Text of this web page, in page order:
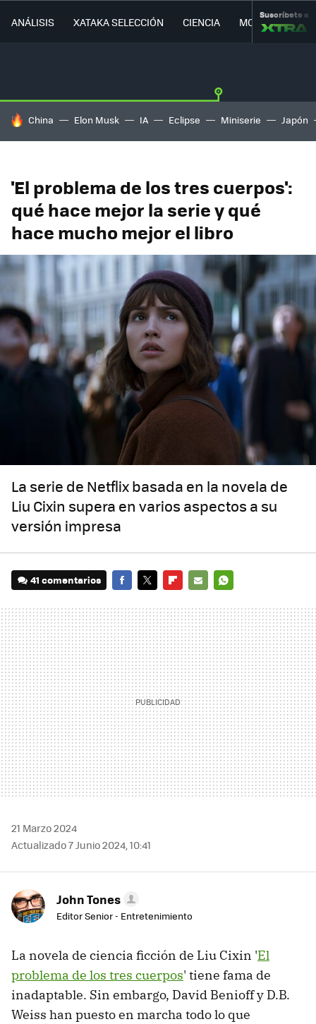
ANÁLISIS XATAKA SELECCIÓN CIENCIA MOVILIDAD
Suscríbete a
HOY SE HABLA DE
China Elon Musk IA Eclipse Miniserie Japón
'El problema de los tres cuerpos':
qué hace mejor la serie y qué
hace mucho mejor el libro
La serie de Netflix basada en la novela de
Liu Cixin supera en varios aspectos a su
versión impresa
41 comentarios
MAIL
21 Marzo 2024
Actualizado 7 Junio 2024, 10:41
John Tones
Editor Senior - Entretenimiento
La novela de ciencia ficción de Liu Cixin 'El
problema de los tres cuerpos' tiene fama de
inadaptable. Sin embargo, David Benioff y D.B.
Weiss han puesto en marcha todo lo que